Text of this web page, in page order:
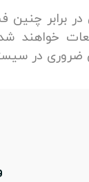
برابر چنین
خواهند شد.
ضروری در